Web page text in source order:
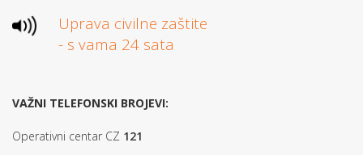
Uprava civilne zaštite
- s vama 24 sata
VAŽNI TELEFONSKI BROJEVI:
Operativni centar CZ 121